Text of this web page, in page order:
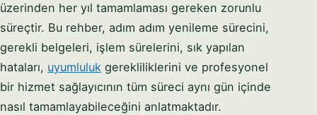
üzerinden her yıl tamamlaması gereken zorunlu
süreçtir. Bu rehber, adım adım yenileme sürecini,
gerekli belgeleri, işlem sürelerini, sık yapılan
hataları, uyumluluk gerekliliklerini ve profesyonel
bir hizmet sağlayıcının tüm süreci aynı gün içinde
nasıl tamamlayabileceğini anlatmaktadır.